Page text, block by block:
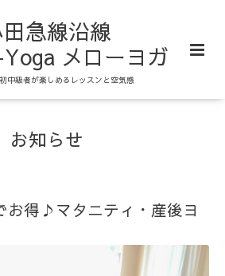
急線沿線
メローヨガ
中級者が楽しめるレッスンと空気感
お知らせ
お得♪マタニティ・産後ヨ